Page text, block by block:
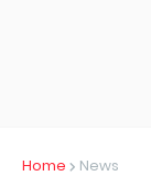
Home News